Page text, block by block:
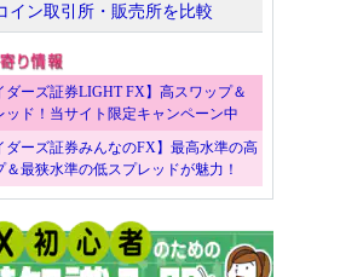
イン取引所・販売所を比較
ダーズ証券LIGHT FX】高スワップ＆
ッド！当サイト限定キャンペーン中
ダーズ証券みんなのFX】最高水準の高
＆最狭水準の低スプレッドが魅力！